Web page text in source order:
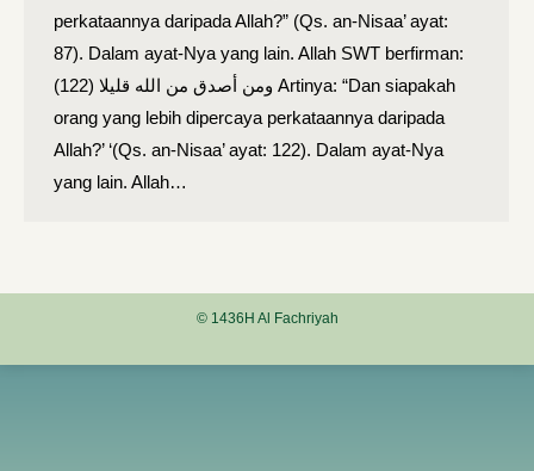
perkataannya daripada Allah?” (Qs. an-Nisaa’ ayat:
87). Dalam ayat-Nya yang lain. Allah SWT berfirman:
ومن أصدق من الله قليلا (122) Artinya: “Dan siapakah
orang yang lebih dipercaya perkataannya daripada
Allah?’ ‘(Qs. an-Nisaa’ ayat: 122). Dalam ayat-Nya
yang lain. Allah…
© 1436H Al Fachriyah